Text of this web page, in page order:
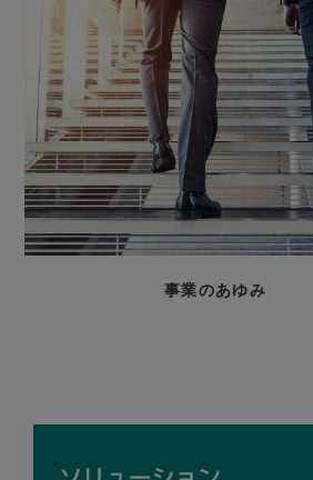
事業のあゆみ